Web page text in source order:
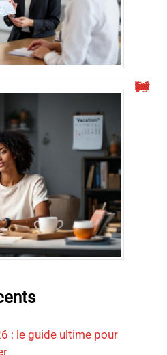
Peut-on travailler en intérim pendant ses congés payés ?
: le guide ultime pour